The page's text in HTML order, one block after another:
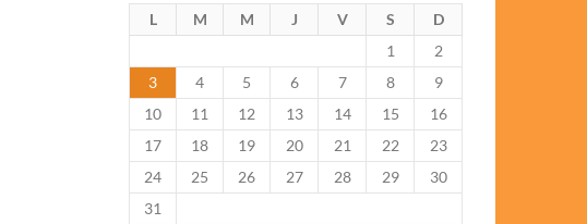
L M M J V S
D
1
2
3
4 5 6 7 8
9
10
11 12 13 14 15
16
17
18 19 20 21 22
23
24
25 26 27 28 29
30
31